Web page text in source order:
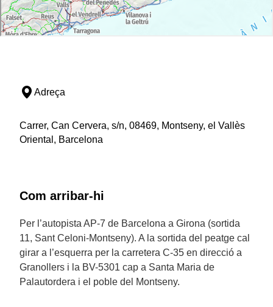
Adreça
Carrer, Can Cervera, s/n, 08469, Montseny, el Vallès
Oriental, Barcelona
Com arribar-hi
Per l’autopista AP-7 de Barcelona a Girona (sortida
11, Sant Celoni-Montseny). A la sortida del peatge cal
girar a l’esquerra per la carretera C-35 en direcció a
Granollers i la BV-5301 cap a Santa Maria de
Palautordera i el poble del Montseny.